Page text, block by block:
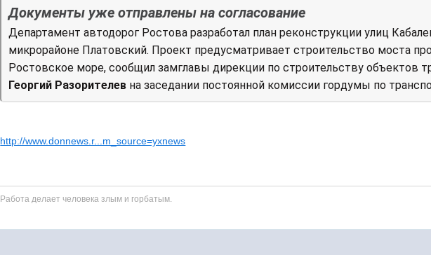
Документы уже отправлены на согласование
Департамент автодорог Ростова разработал план реконструкции улиц
микрорайоне Платовский. Проект предусматривает строительство моста
Ростовское море, сообщил замглавы дирекции по строительству
Георгий Разорителев на заседании постоянной комиссии гордумы по
http://www.donnews.r...m_source=yxnews
Работа делает человека злым и горбатым.